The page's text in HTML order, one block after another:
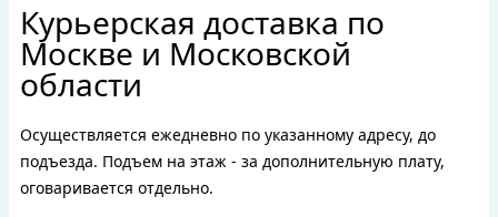
Курьерская доставка по
Москве и Московской
области
Осуществляется ежедневно по указанному адресу, до
подъезда. Подъем на этаж - за дополнительную плату,
оговаривается отдельно.